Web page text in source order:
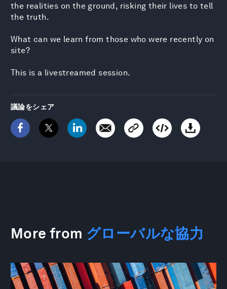
the realities on the ground, risking their lives to tell
the truth.
What can we learn from those who were recently on
site?
This is a livestreamed session.
議論をシェア
More from グローバルな協力